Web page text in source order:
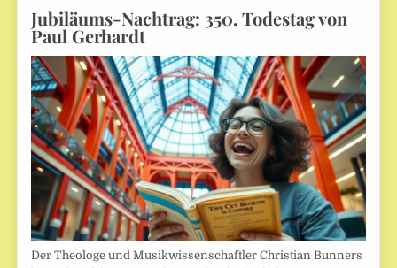
Jubiläums-Nachtrag: 350. Todestag von
Paul Gerhardt
Der Theologe und Musikwissenschaftler Christian Bunners